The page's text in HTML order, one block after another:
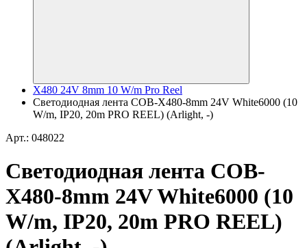
X480 24V 8mm 10 W/m Pro Reel
Светодиодная лента COB-X480-8mm 24V White6000 (10
W/m, IP20, 20m PRO REEL) (Arlight, -)
Арт.: 048022
Светодиодная лента COB-
X480-8mm 24V White6000 (10
W/m, IP20, 20m PRO REEL)